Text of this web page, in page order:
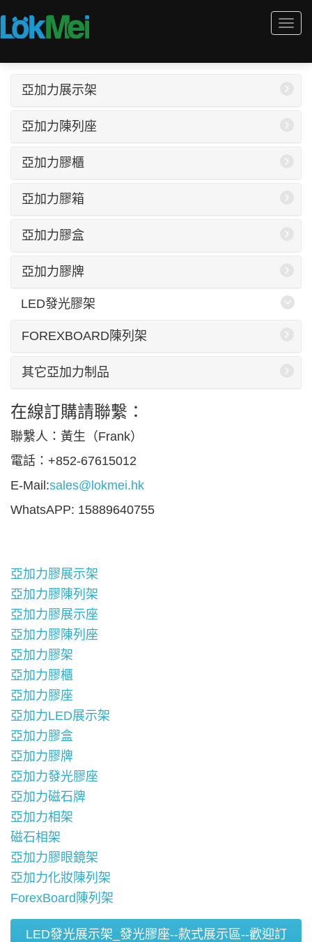
亞加力展示架
亞加力陳列座
亞加力膠櫃
亞加力膠箱
亞加力膠盒
亞加力膠牌
LED發光膠架
FOREXBOARD陳列架
其它亞加力制品
在線訂購請聯繫：
聯繫人：黃生（Frank）
電話：+852-67615012
E-Mail:sales@lokmei.hk
WhatsAPP: 15889640755
亞加力膠展示架
亞加力膠陳列架
亞加力膠展示座
亞加力膠陳列座
亞加力膠架
亞加力膠櫃
亞加力膠座
亞加力LED展示架
亞加力膠盒
亞加力膠牌
亞加力發光膠座
亞加力磁石牌
亞加力相架
磁石相架
亞加力膠眼鏡架
亞加力化妝陳列架
ForexBoard陳列架
LED發光展示架_發光膠座--款式展示區--歡迎訂